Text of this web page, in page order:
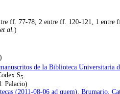
ff. 77-78, 2 entre ff. 120-121, 1
et al.)
de la Biblioteca Universitaria
S5
Palacio)
(2011-08-06 ad quem), Brumario.